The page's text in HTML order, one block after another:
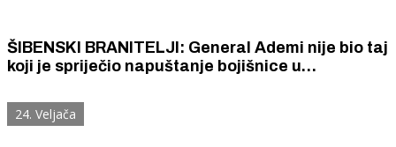
ŠIBENSKI BRANITELJI: General Ademi nije bio taj
koji je spriječio napuštanje bojišnice u
24. Veljača